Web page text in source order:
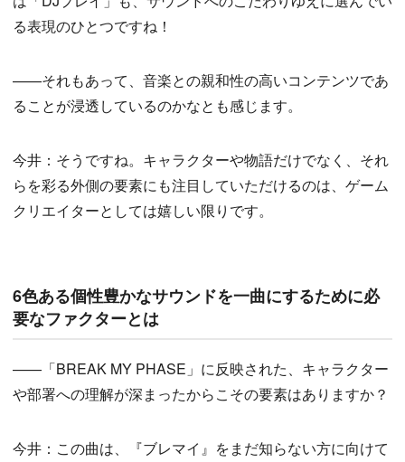
る表現のひとつですね！
——それもあって、音楽との親和性の高いコンテンツであ
ることが浸透しているのかなとも感じます。
今井：そうですね。キャラクターや物語だけでなく、それ
らを彩る外側の要素にも注目していただけるのは、ゲーム
クリエイターとしては嬉しい限りです。
6色ある個性豊かなサウンドを一曲にするために必
要なファクターとは
——「BREAK MY PHASE」に反映された、キャラクター
や部署への理解が深まったからこその要素はありますか？
今井：この曲は、『ブレマイ』をまだ知らない方に向けて